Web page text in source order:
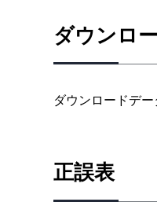
ダウンロ
ダウンロードデー
正誤表